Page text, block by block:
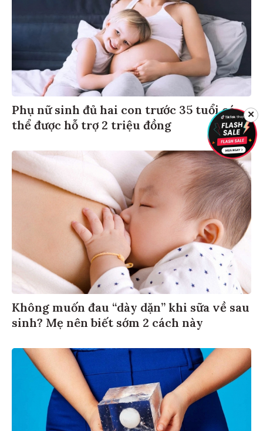
Phụ nữ sinh đủ hai con trước 35 tuổi có
thể được hỗ trợ 2 triệu đồng
Không muốn đau “dày dặn” khi sữa về sau
sinh? Mẹ nên biết sớm 2 cách này
✕